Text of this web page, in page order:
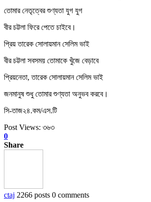
তোমার নেতৃত্বের শুণ্যতা যুগ যুগ
বীর চট্টলা ফিরে পেতে চাইবে।
প্রিয় তারেক সোলায়মান সেলিম ভাই
বীর চট্টলা সবসময় তোমাকে খুঁজে বেড়াবে
প্রিয়নেতা, তারেক সোলায়মান সেলিম ভাই
জনমানুষ শুধু তোমার শুণ্যতা অনুভব করবে।
সি-তাজ২৪.কম/এস.টি
Post Views: ৩৬৩
0
Share
ctaj 2266 posts 0 comments